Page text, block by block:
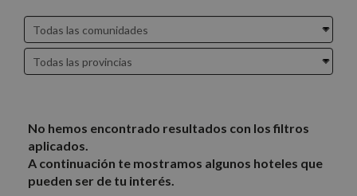
No hemos encontrado resultados con los filtros
aplicados.
A continuación te mostramos algunos hoteles que
pueden ser de tu interés.